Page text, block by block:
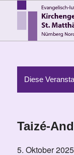
Diese
Taizé-
5. Oktober